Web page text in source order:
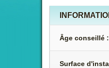
Âge conseillé :
Surface